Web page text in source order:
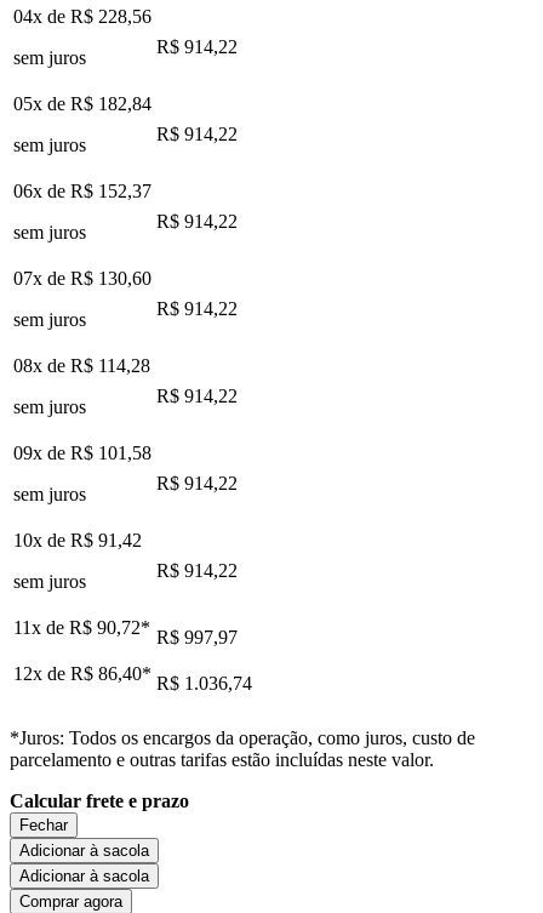
04x de R$ 228,56
sem juros
R$ 914,22
05x de R$ 182,84
sem juros
R$ 914,22
06x de R$ 152,37
sem juros
R$ 914,22
07x de R$ 130,60
sem juros
R$ 914,22
08x de R$ 114,28
sem juros
R$ 914,22
09x de R$ 101,58
sem juros
R$ 914,22
10x de R$ 91,42
sem juros
R$ 914,22
11x de R$ 90,72* R$ 997,97
12x de R$ 86,40* R$ 1.036,74
*Juros: Todos os encargos da operação, como juros, custo de
parcelamento e outras tarifas estão incluídas neste valor.
Calcular frete e prazo
Fechar
Adicionar à sacola
Adicionar à sacola
Comprar agora